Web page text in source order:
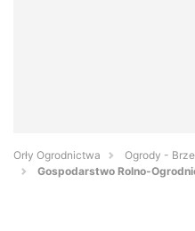
Orły Ogrodnictwa
Ogrody -
Gospodarstwo Rolno-